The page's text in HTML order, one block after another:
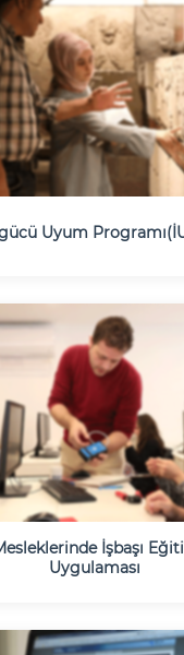
Uyum
İşbaşı
Uygulaması